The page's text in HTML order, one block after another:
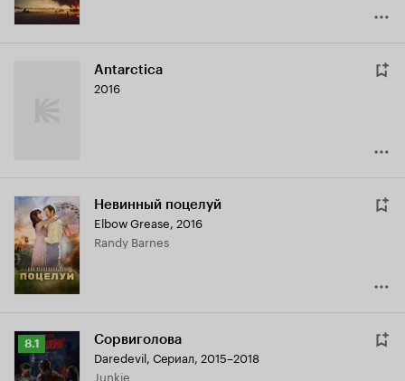
Antarctica
2016
Невинный поцелуй
Elbow Grease, 2016
Randy Barnes
Рейтинг
Кинопоиска
8.1 Сорвиголова
Daredevil, Сериал, 2015–2018
Junkie